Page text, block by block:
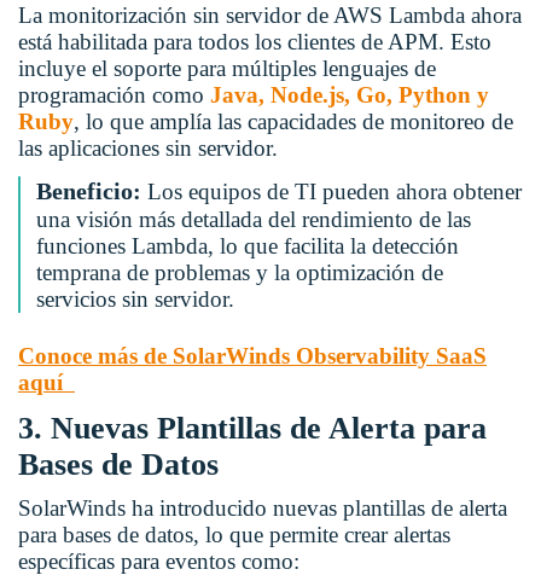
La monitorización sin servidor de AWS Lambda ahora
está habilitada para todos los clientes de APM. Esto
incluye el soporte para múltiples lenguajes de
programación como Java, Node.js, Go, Python y
Ruby, lo que amplía las capacidades de monitoreo de
las aplicaciones sin servidor.
Beneficio: Los equipos de TI pueden ahora obtener
una visión más detallada del rendimiento de las
funciones Lambda, lo que facilita la detección
temprana de problemas y la optimización de
servicios sin servidor.
Conoce más de SolarWinds Observability SaaS
aquí
3. Nuevas Plantillas de Alerta para
Bases de Datos
SolarWinds ha introducido nuevas plantillas de alerta
para bases de datos, lo que permite crear alertas
específicas para eventos como: